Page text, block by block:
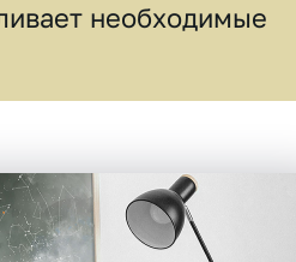
необходимые